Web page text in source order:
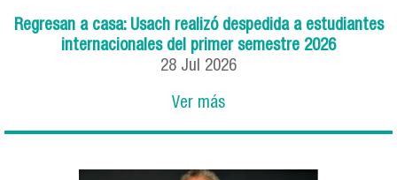
Regresan a casa: Usach realizó despedida a estudiantes
internacionales del primer semestre 2026
28 Jul 2026
Ver más